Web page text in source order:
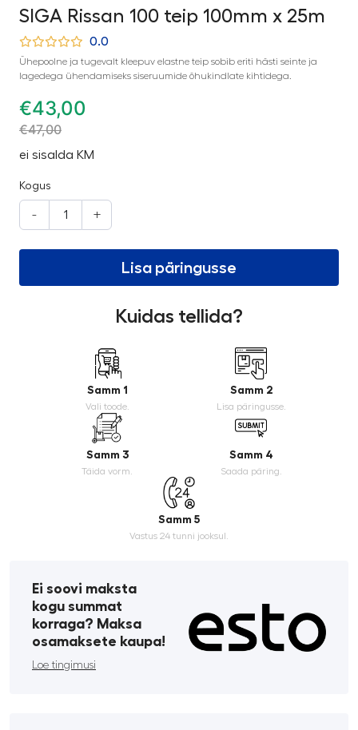
SIGA Rissan 100 teip 100mm x 25m
0.0
Ühepoolne ja tugevalt kleepuv elastne teip sobib eriti hästi seinte ja
lagedega ühendamiseks siseruumide õhukindlate kihtidega.
€43,00
€47,00
ei sisalda KM
Kogus
- +
Lisa päringusse
Kuidas tellida?
Samm 1
Vali toode.
Samm 2
Lisa päringusse.
Samm 3
Täida vorm.
Samm 4
Saada päring.
Samm 5
Vastus 24 tunni jooksul.
Ei soovi maksta
kogu summat
korraga? Maksa
osamaksete kaupa!
Loe tingimusi